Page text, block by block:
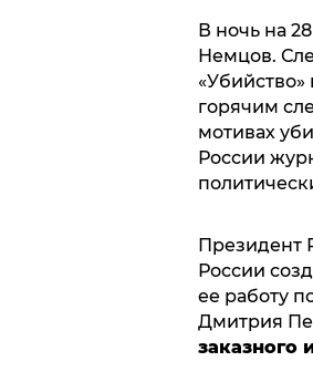
В ночь на
Немцов.
горячим
мотивах
России
Президент
России
ее работу
Дмитрия
заказного